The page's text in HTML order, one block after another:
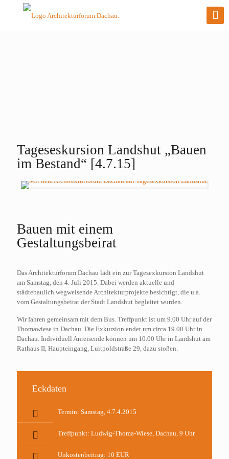
Tageseskursion Landshut „Bauen
im Bestand“ [4.7.15]
Bauen mit einem
Gestaltungsbeirat
Das Architekturforum Dachau lädt ein zur Tagesexkursion Landshut
am Samstag, den 4. Juli 2015. Dabei werden aktuelle und
städtebaulich wegweisende Architekturprojekte besichtigt, die u.a.
vom Gestaltungsbeirat der Stadt Landshut begleitet wurden.
Wir fahren gemeinsam mit dem Bus. Treffpunkt ist um 9.00 Uhr auf der
Thomawiese in Dachau. Die Exkursion endet um circa 19.00 Uhr in
Dachau. Individuell Anreisende können um 10.00 Uhr in Landshut am
Rathaus II, Haupteingang, Luitpoldstraße 29, dazu stoßen.
Eckdaten
Termin: Samstag, 4.7.4.2015
Treffpunkt: Ludwig-Thoma-Wiese, Dachau, 9 Uhr
Unkostenbeitrag: 10 EUR